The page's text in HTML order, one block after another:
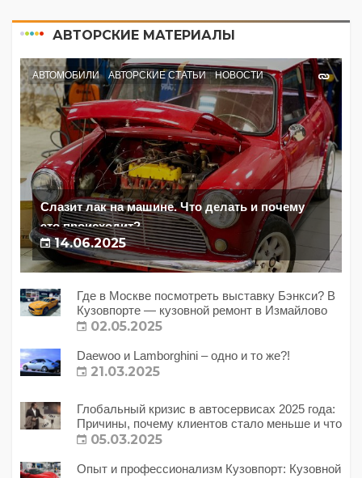
АВТОРСКИЕ МАТЕРИАЛЫ
АВТОМОБИЛИ АВТОРСКИЕ СТАТЬИ НОВОСТИ
Слазит лак на машине. Что делать и почему
это происходит?
14.06.2025
Где в Москве посмотреть выставку Бэнкси? В
Кузовпорте — кузовной ремонт в Измайлово
02.05.2025
Daewoo и Lamborghini – одно и то же?!
21.03.2025
Глобальный кризис в автосервисах 2025 года:
Причины, почему клиентов стало меньше и что
с этим делать?
05.03.2025
Опыт и профессионализм Кузовпорт: Кузовной